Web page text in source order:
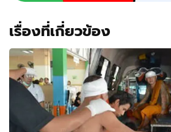
เรื่องที่เกี่ยวข้อง